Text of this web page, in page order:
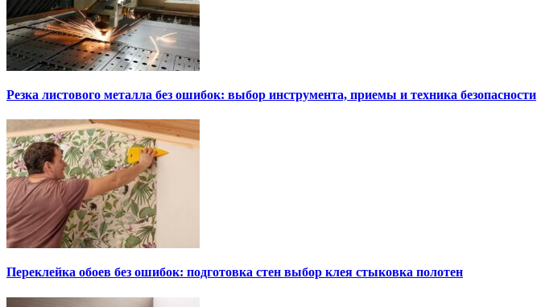
Резка листового металла без ошибок: выбор инструмента, приемы и техника безопасности
Переклейка обоев без ошибок: подготовка стен выбор клея стыковка полотен